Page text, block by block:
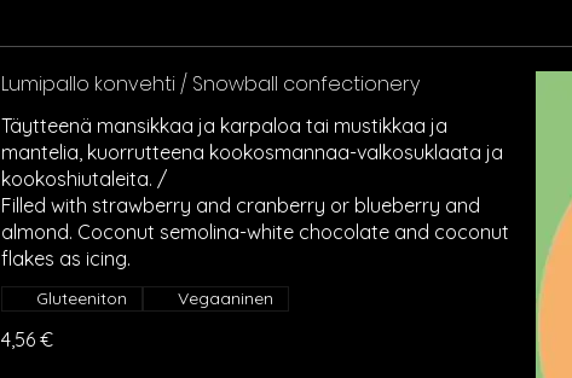
Lumipallo konvehti / Snowball confectionery
Täytteenä mansikkaa ja karpaloa tai mustikkaa ja
mantelia, kuorrutteena kookosmannaa-valkosuklaata ja
kookoshiutaleita. /
Filled with strawberry and cranberry or blueberry and
almond. Coconut semolina-white chocolate and coconut
flakes as icing.
4,56 €
Gluteeniton Vegaaninen